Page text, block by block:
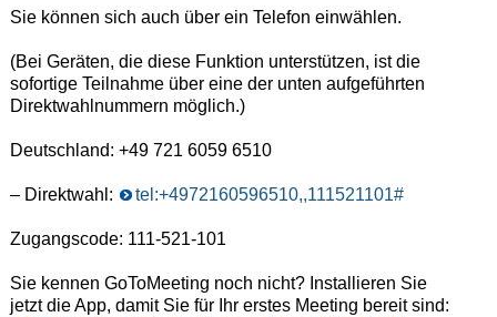
Sie können sich auch über ein Telefon einwählen.
(Bei Geräten, die diese Funktion unterstützen, ist die
sofortige Teilnahme über eine der unten aufgeführten
Direktwahlnummern möglich.)
Deutschland: +49 721 6059 6510
– Direktwahl: tel:+4972160596510,,111521101#
Zugangscode: 111-521-101
Sie kennen GoToMeeting noch nicht? Installieren Sie
jetzt die App, damit Sie für Ihr erstes Meeting bereit sind: